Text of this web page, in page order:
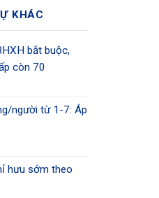
KHÁC
bắt buộc,
còn 70
người từ 1-7: Áp
hưu sớm theo